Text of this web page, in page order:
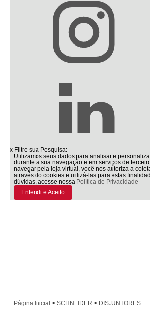
x Filtre sua Pesquisa:
Utilizamos seus dados para analisar e
durante a sua navegação e em serviços de
navegar pela loja virtual, você nos autoriza a
através do cookies e utilizá-las para estas
dúvidas, acesse nossa Política de Privacidade
Entendi e Aceito
Página Inicial> SCHNEIDER> DISJUNTORES